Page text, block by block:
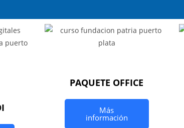
PAQUETE OFFICE
Más
información